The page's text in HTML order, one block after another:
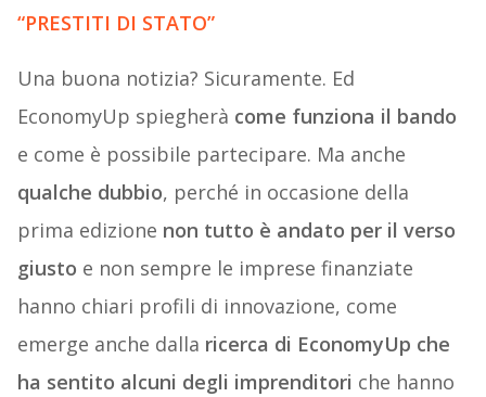
“PRESTITI DI STATO”
Una buona notizia? Sicuramente. Ed
EconomyUp spiegherà come funziona il bando
e come è possibile partecipare. Ma anche
qualche dubbio, perché in occasione della
prima edizione non tutto è andato per il verso
giusto e non sempre le imprese finanziate
hanno chiari profili di innovazione, come
emerge anche dalla ricerca di EconomyUp che
ha sentito alcuni degli imprenditori che hanno